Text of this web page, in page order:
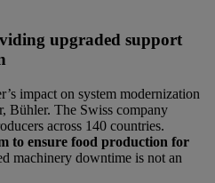
upgraded support
impact on system modernization
Bühler. The Swiss company
across 140 countries.
to ensure food production for
machinery downtime is not an